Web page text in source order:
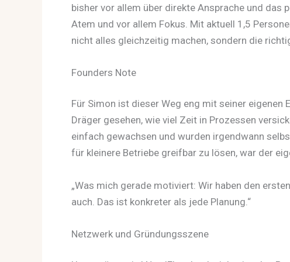
bisher vor allem über direkte Ansprache und das
Atem und vor allem Fokus. Mit aktuell 1,5
nicht alles gleichzeitig machen, sondern die
Founders Note
Für Simon ist dieser Weg eng mit seiner eigenen
Dräger gesehen, wie viel Zeit in Prozessen
einfach gewachsen und wurden irgendwann
für kleinere Betriebe greifbar zu lösen, war der
„Was mich gerade motiviert: Wir haben den
auch. Das ist konkreter als jede Planung.“
Netzwerk und Gründungsszene